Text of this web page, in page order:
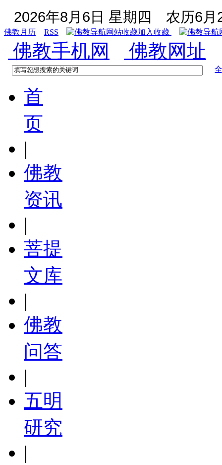
2026年8月6日 星期四 农历6月
佛教月历 RSS 加入收藏
佛教手机网 佛教网址
首
页
|
佛教
资讯
|
菩提
文库
|
佛教
问答
|
五明
研究
|